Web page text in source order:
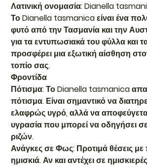
Λατινική ονομασία: Dianella
Το Dianella tasmanica είναι ένα
φυτό από την Τασμανία και την
για τα εντυπωσιακά του φύλλα και
προσφέρει μια εξωτική αίσθηση
τοπίο σας.
Φροντίδα
Πότισμα: Το Dianella tasmanica
πότισμα. Είναι σημαντικό να
ελαφρώς υγρό, αλλά να
υγρασία που μπορεί να οδηγήσει
ριζών.
Ανάγκες σε Φως: Προτιμά θέσεις
ημισκιά. Αν και αντέχει σε